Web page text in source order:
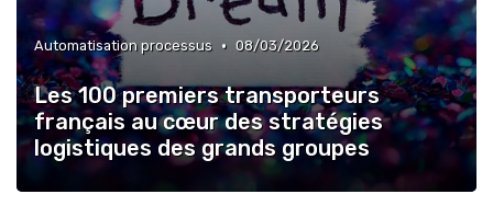
Automatisation processus • 08/03/2026
Les 100 premiers transporteurs
français au cœur des stratégies
logistiques des grands groupes